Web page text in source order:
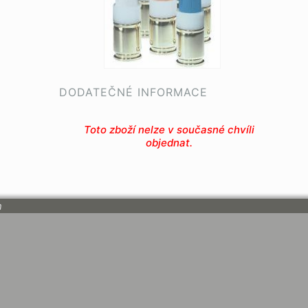
DODATEČNÉ INFORMACE
Toto zboží nelze v současné chvíli
objednat.